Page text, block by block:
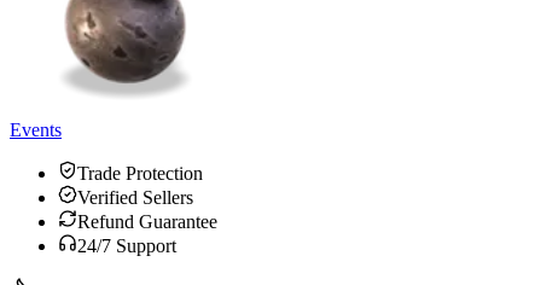
Events
Trade Protection
Verified Sellers
Refund Guarantee
24/7 Support